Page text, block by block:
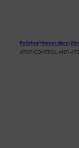
Početna/Mame i djeca/
ATOPICONTROL ANTI-